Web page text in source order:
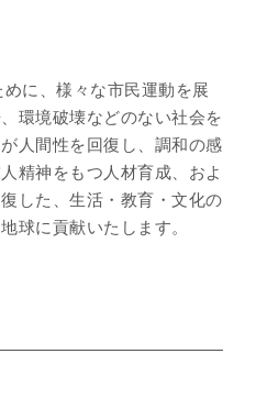
に、様々な市民運動を展
環境破壊などのない社会を
人間性を回復し、調和の感
精神をもつ人材育成、およ
した、生活・教育・文化の
球に貢献いたします。